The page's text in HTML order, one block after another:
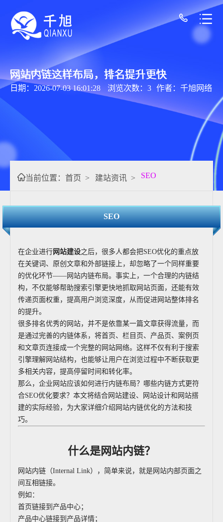
网站内链这样布局，排名提升更快
日期：2026-07-03 16:01:28 浏览次数：3 作者：千旭网络
当前位置： 首页 > 建站资讯 > SEO
SEO
在企业进行网站建设之后，很多人都会把SEO优化的重点放
在关键词、原创文章和外部链接上，却忽略了一个同样重要
的优化环节——网站内链布局。事实上，一个合理的内链结
构，不仅能够帮助搜索引擎更快地抓取网站页面，还能有效
传递页面权重，提高用户浏览深度，从而促进网站整体排名
的提升。
很多排名优秀的网站，并不是依靠某一篇文章获得流量，而
是通过完善的内链体系，将首页、栏目页、产品页、案例页
和文章页连接成一个完整的网站网络。这样不仅有利于搜索
引擎理解网站结构，也能够让用户在浏览过程中不断获取更
多相关内容，提高停留时间和转化率。
那么，企业网站应该如何进行内链布局？哪些内链方式更符
合SEO优化要求？本文将结合网站建设、网站设计和网站搭
建的实际经验，为大家详细介绍网站内链优化的方法和技
巧。
什么是网站内链？
网站内链（Internal Link），简单来说，就是网站内部页面之
间互相链接。
例如：
首页链接到产品中心；
产品中心链接到产品详情；